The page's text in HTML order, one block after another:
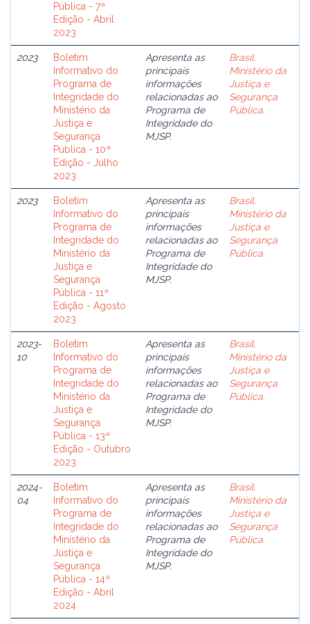
Pública - 7ª
Edição - Abril
2023
2023
Boletim
Informativo do
Programa de
Integridade do
Ministério da
Justiça e
Segurança
Pública - 10ª
Edição - Julho
2023
Apresenta as
principais
informações
relacionadas ao
Programa de
Integridade do
MJSP.
Brasil.
Ministério da
Justiça e
Segurança
Pública.
2023
Boletim
Informativo do
Programa de
Integridade do
Ministério da
Justiça e
Segurança
Pública - 11ª
Edição - Agosto
2023
Apresenta as
principais
informações
relacionadas ao
Programa de
Integridade do
MJSP.
Brasil.
Ministério da
Justiça e
Segurança
Pública.
2023-
10
Boletim
Informativo do
Programa de
Integridade do
Ministério da
Justiça e
Segurança
Pública - 13ª
Edição - Outubro
2023
Apresenta as
principais
informações
relacionadas ao
Programa de
Integridade do
MJSP.
Brasil.
Ministério da
Justiça e
Segurança
Pública.
2024-
04
Boletim
Informativo do
Programa de
Integridade do
Ministério da
Justiça e
Segurança
Pública - 14ª
Edição - Abril
2024
Apresenta as
principais
informações
relacionadas ao
Programa de
Integridade do
MJSP.
Brasil.
Ministério da
Justiça e
Segurança
Pública.